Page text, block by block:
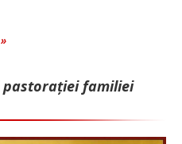
pastorației familiei